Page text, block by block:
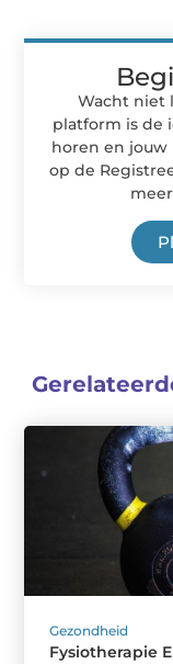
Wacht niet
platform is de
horen en
op de
Gezondheid
Fysiotherapie